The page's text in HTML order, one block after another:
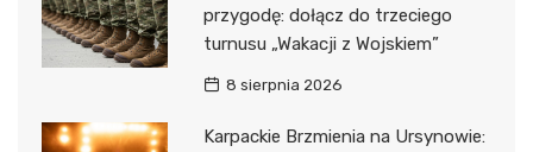
przygodę: dołącz do trzeciego
turnusu „Wakacji z Wojskiem”
8 sierpnia 2026
Karpackie Brzmienia na Ursynowie: